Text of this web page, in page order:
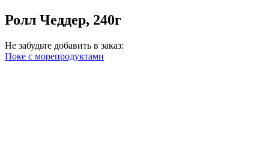
Ролл Чеддер, 240г
Не забудьте добавить в заказ:
Поке с морепродуктами